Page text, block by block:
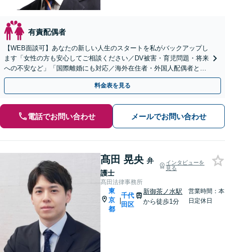
有責配偶者
【WEB面談可】あなたの新しい人生のスタートを私がバックアップし
ます「女性の方も安心してご相談ください／DV被害・育児問題・将来
への不安など」「国際離婚にも対応／海外在住者・外国人配偶者との
離婚問題」【休日・夜間相談可】
料金表を見る
電話でお問い合わせ メールでお問い合わせ
髙田 晃央 弁
護士
インタビューを
見る
髙田法律事務所
東
京
都
|
千代
田区
新御茶ノ水駅
から徒歩1分
営業時間：本
日定休日